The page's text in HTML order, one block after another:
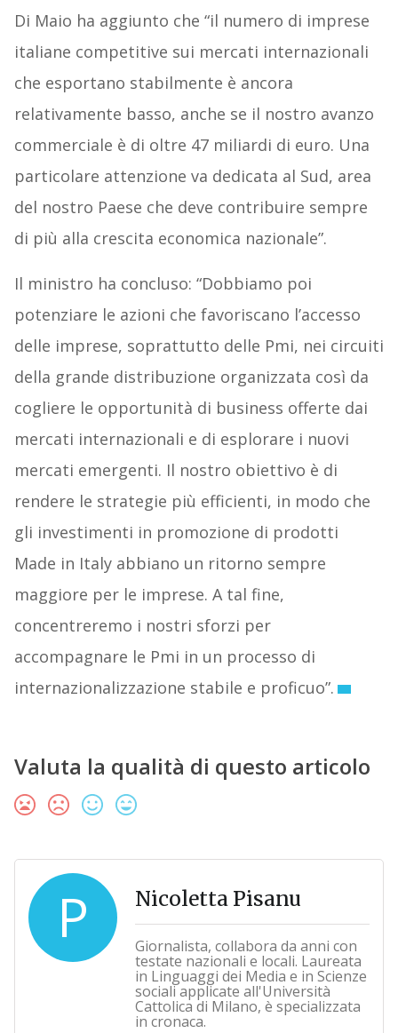
Di Maio ha aggiunto che “il numero di imprese
italiane competitive sui mercati internazionali
che esportano stabilmente è ancora
relativamente basso, anche se il nostro avanzo
commerciale è di oltre 47 miliardi di euro. Una
particolare attenzione va dedicata al Sud, area
del nostro Paese che deve contribuire sempre
di più alla crescita economica nazionale”.
Il ministro ha concluso: “Dobbiamo poi
potenziare le azioni che favoriscano l’accesso
delle imprese, soprattutto delle Pmi, nei circuiti
della grande distribuzione organizzata così da
cogliere le opportunità di business offerte dai
mercati internazionali e di esplorare i nuovi
mercati emergenti. Il nostro obiettivo è di
rendere le strategie più efficienti, in modo che
gli investimenti in promozione di prodotti
Made in Italy abbiano un ritorno sempre
maggiore per le imprese. A tal fine,
concentreremo i nostri sforzi per
accompagnare le Pmi in un processo di
internazionalizzazione stabile e proficuo”.
Valuta la qualità di questo articolo
P Nicoletta Pisanu
Giornalista, collabora da anni con
testate nazionali e locali. Laureata
in Linguaggi dei Media e in Scienze
sociali applicate all'Università
Cattolica di Milano, è specializzata
in cronaca.